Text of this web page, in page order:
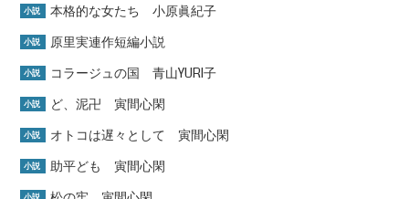
小説 本格的な女たち 小原眞紀子
小説 原里実連作短編小説
小説 コラージュの国 青山YURI子
小説 ど、泥卍 寅間心閑
小説 オトコは遅々として 寅間心閑
小説 助平ども 寅間心閑